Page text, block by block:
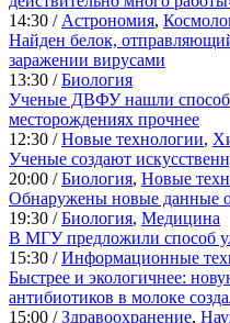
14:30 / Астрономия,
Найден белок,
заражении вирусами
13:30 /Биология
Ученые ДВФУ нашли способ
месторождениях прочнее
12:30 /Новые технологии,
Ученые создают
20:00 /Биология, Новые
Обнаружены новые данные
19:30 /Биология, Медицина
В МГУ предложили способ
15:30 /Информационные
Быстрее и экологичнее:
антибиотиков в молоке
15:00 /Здравоохранение,